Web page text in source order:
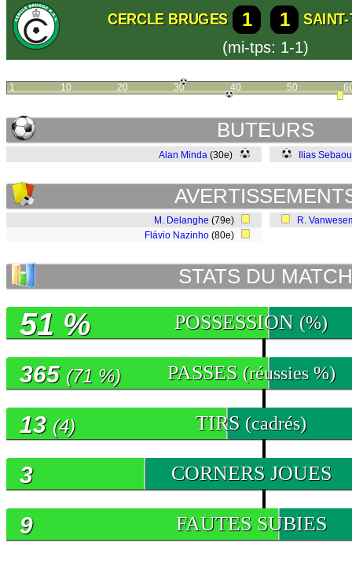
CERCLE BRUGES 1 1
(mi-tps: 1-1)
1 10 20 30 40 50
BUTEURS
Alan Minda (30e) Ilias
M. Delanghe (79e)
Flávio Nazinho (80e)
R.
STATS DU MATCH
POSSESSION (%)
51 %
PASSES (réussies %)
365 (71 %)
TIRS (cadrés)
13 (4)
CORNERS JOUES
3
FAUTES SUBIES
9